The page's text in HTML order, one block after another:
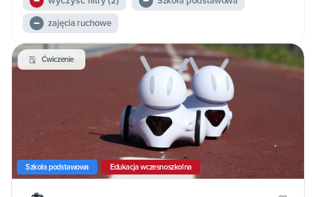
zajęcia ruchowe
Ćwiczenie
Szkoła podstawowa Edukacja wczesnoszkolna